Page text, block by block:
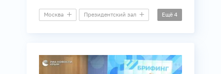
Москва Президентский зал
Экология
Ещё 4